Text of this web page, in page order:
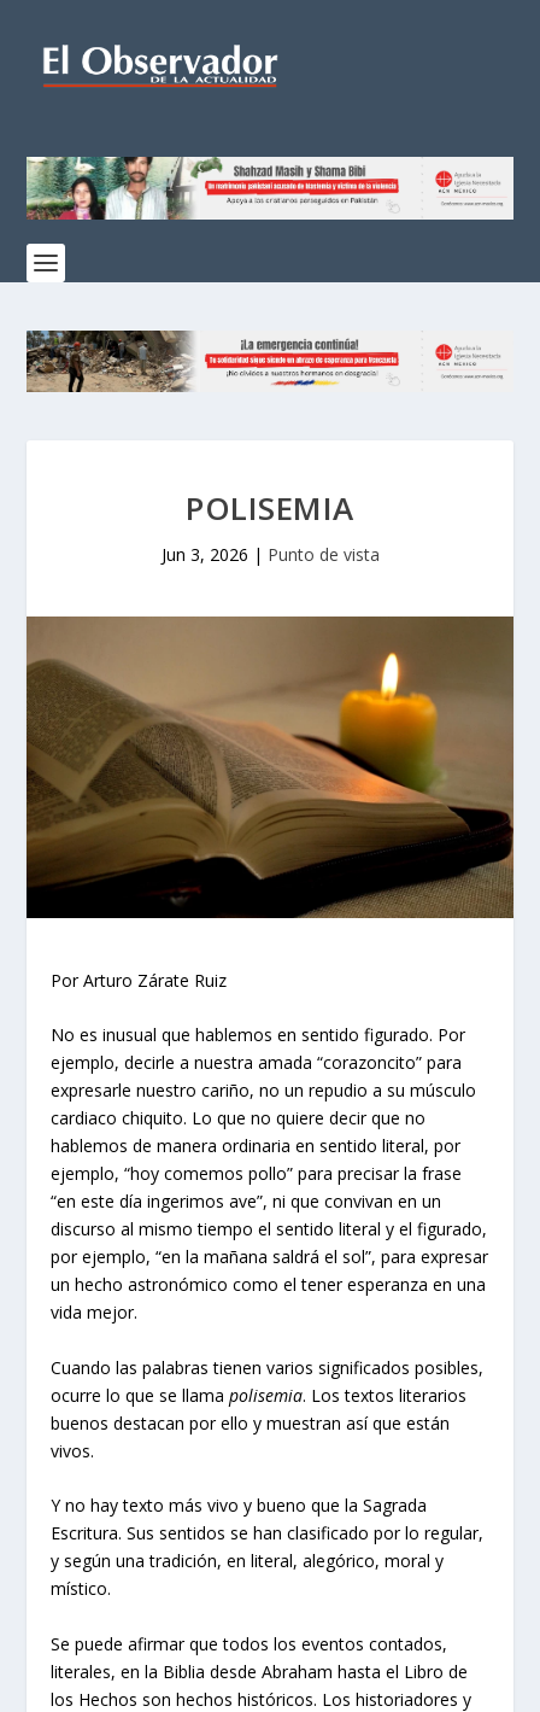
POLISEMIA
Jun 3, 2026 | Punto de vista
Por Arturo Zárate Ruiz
No es inusual que hablemos en sentido figurado. Por
ejemplo, decirle a nuestra amada “corazoncito” para
expresarle nuestro cariño, no un repudio a su músculo
cardiaco chiquito. Lo que no quiere decir que no
hablemos de manera ordinaria en sentido literal, por
ejemplo, “hoy comemos pollo” para precisar la frase
“en este día ingerimos ave”, ni que convivan en un
discurso al mismo tiempo el sentido literal y el figurado,
por ejemplo, “en la mañana saldrá el sol”, para expresar
un hecho astronómico como el tener esperanza en una
vida mejor.
Cuando las palabras tienen varios significados posibles,
ocurre lo que se llamapolisemia. Los textos literarios
buenos destacan por ello y muestran así que están
vivos.
Y no hay texto más vivo y bueno que la Sagrada
Escritura. Sus sentidos se han clasificado por lo regular,
y según una tradición, en literal, alegórico, moral y
místico.
Se puede afirmar que todos los eventos contados,
literales, en la Biblia desde Abraham hasta el Libro de
los Hechos son hechos históricos. Los historiadores y